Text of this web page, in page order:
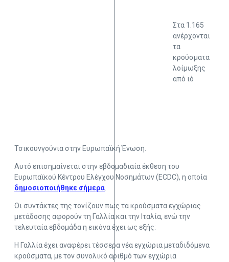
Στα 1.165
ανέρχονται
τα
κρούσματα
λοίμωξης
από ιό
Τσικουνγούνια στην Ευρωπαϊκή Ένωση.
Αυτό επισημαίνεται στην εβδομαδιαία έκθεση του
Ευρωπαϊκού Κέντρου Ελέγχου Νοσημάτων (ECDC), η οποία
δημοσιοποιήθηκε σήμερα.
Οι συντάκτες της τονίζουν πως τα κρούσματα εγχώριας
μετάδοσης αφορούν τη Γαλλία και την Ιταλία, ενώ την
τελευταία εβδομάδα η εικόνα έχει ως εξής:
Η Γαλλία έχει αναφέρει τέσσερα νέα εγχώρια μεταδιδόμενα
κρούσματα, με τον συνολικό αριθμό των εγχώρια